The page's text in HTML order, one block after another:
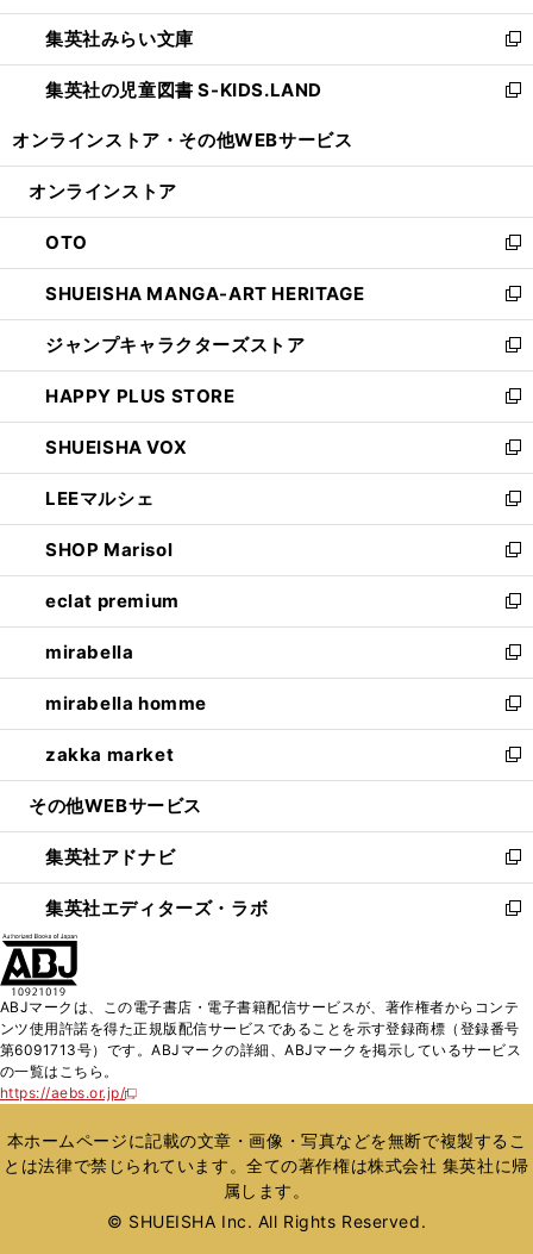
開
く
ウ
で
開
く
ン
ド
ウ
で
ウ
ィ
ン
ド
開
集英社みらい文庫
新
し
い
ン
ウ
で
開
く
集英社の児童図書 S-KIDS.LAND
新
ウ
ン
ド
ウ
で
開
く
オンラインストア・ その他WEBサービス
オンラインストア
OTO
新
し
い
ウ
ィ
ン
ド
ウ
で
開
く
SHUEISHA MANGA-ART HERITAGE
新
し
い
ウ
ィ
ン
ド
ウ
で
開
く
ジャンプキャラクターズストア
新
し
い
ウ
ィ
ン
ド
ウ
で
開
く
HAPPY PLUS STORE
新
し
い
ウ
ィ
ン
ド
ウ
で
開
く
SHUEISHA VOX
新
し
い
ウ
ィ
ン
ド
ウ
で
開
く
LEEマルシェ
新
し
い
ウ
ィ
ン
ド
ウ
で
開
く
SHOP Marisol
新
し
い
ウ
ィ
ン
ド
ウ
で
開
eclat premium
新
し
い
ウ
ィ
ン
ド
ウ
開
く
mirabella
新
し
い
ウ
ィ
ン
ウ
で
開
く
mirabella homme
新
し
い
ウ
ン
ド
ウ
で
zakka market
新
し
ウ
ィ
ン
ド
く
その他WEBサービス
集英社アドナビ
新
し
い
ド
ウ
で
集英社エディターズ・ラボ
新
ィ
ン
ド
開
く
ABJマークは、この電子書店・電子書籍配信サービスが、著作権者からコンテ
ンツ使用許諾を得た正規版配信サービスであることを示す登録商標（登録番号
第6091713号）です。ABJマークの詳細、ABJマークを掲示しているサービス
の一覧はこちら。
https://aebs.or.jp/
新
い
ウ
ィ
ウ
本ホームページに記載の文章・画像・写真などを無断で複製するこ
とは法律で禁じられています。全ての著作権は株式会社 集英社に帰
属します。
© SHUEISHA Inc. All Rights Reserved.